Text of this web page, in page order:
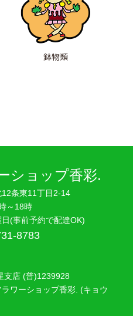
鉢物類
ショップ香彩.
条東11丁目2-14
～18時
(事前予約で配達OK)
8783
支店 (普)1239928
ワーショップ香彩. (キョウ